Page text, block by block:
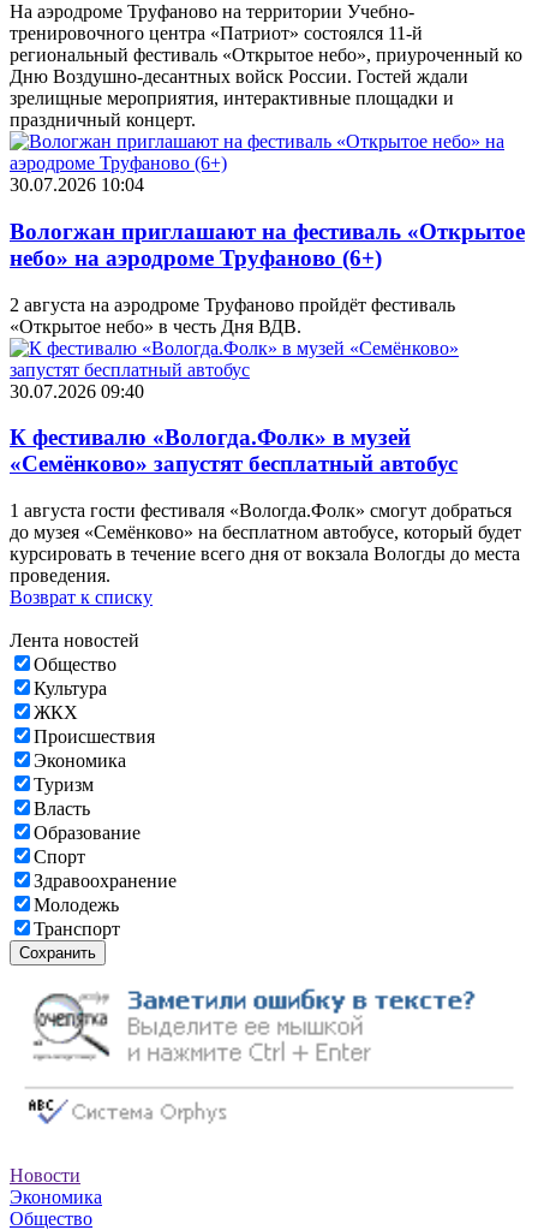
На аэродроме Труфаново на территории Учебно-
тренировочного центра «Патриот» состоялся 11-й
региональный фестиваль «Открытое небо», приуроченный ко
Дню Воздушно-десантных войск России. Гостей ждали
зрелищные мероприятия, интерактивные площадки и
праздничный концерт.
30.07.2026 10:04
Вологжан приглашают на фестиваль «Открытое
небо» на аэродроме Труфаново (6+)
2 августа на аэродроме Труфаново пройдёт фестиваль
«Открытое небо» в честь Дня ВДВ.
30.07.2026 09:40
К фестивалю «Вологда.Фолк» в музей
«Семёнково» запустят бесплатный автобус
1 августа гости фестиваля «Вологда.Фолк» смогут добраться
до музея «Семёнково» на бесплатном автобусе, который будет
курсировать в течение всего дня от вокзала Вологды до места
проведения.
Возврат к списку
Лента новостей
Общество
Культура
ЖКХ
Происшествия
Экономика
Туризм
Власть
Образование
Спорт
Здравоохранение
Молодежь
Транспорт
Сохранить
Новости
Экономика
Общество